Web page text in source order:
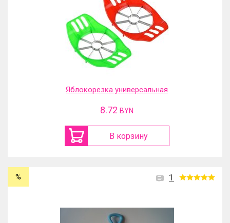
Яблокорезка универсальная
8.72 BYN
В корзину
1
%